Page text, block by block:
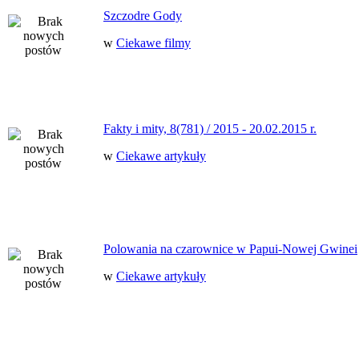
Szczodre Gody
w Ciekawe filmy
Fakty i mity, 8(781) / 2015 - 20.02.2015 r.
w Ciekawe artykuły
Polowania na czarownice w Papui-Nowej Gwinei
w Ciekawe artykuły